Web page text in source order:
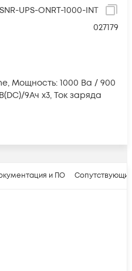
SNR-UPS-ONRT-1000-INT
027179
Мощность: 1000 Ва / 900
9Ач х3, Ток заряда
и ПО